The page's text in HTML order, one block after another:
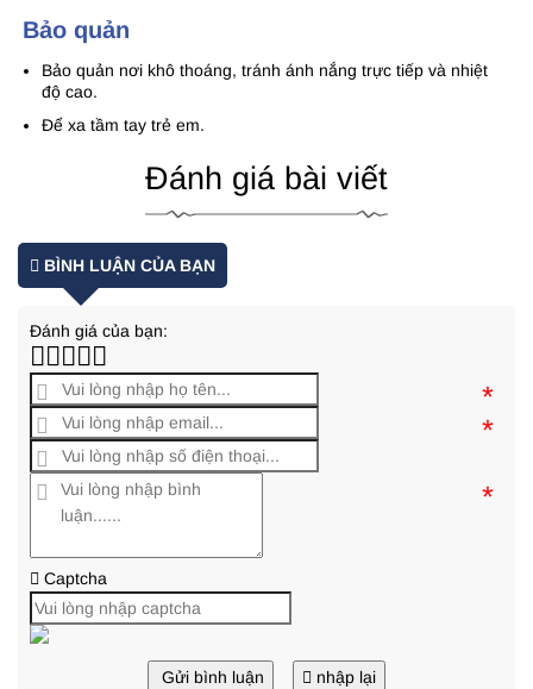
Bảo quản
Bảo quản nơi khô thoáng, tránh ánh nắng trực tiếp và nhiệt
độ cao.
Để xa tầm tay trẻ em.
Đánh giá bài viết
BÌNH LUẬN CỦA BẠN
Đánh giá của bạn:
*
*
*
Captcha
Gửi bình luận nhập lại